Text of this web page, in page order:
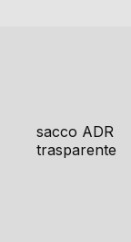
sacco ADR
trasparente